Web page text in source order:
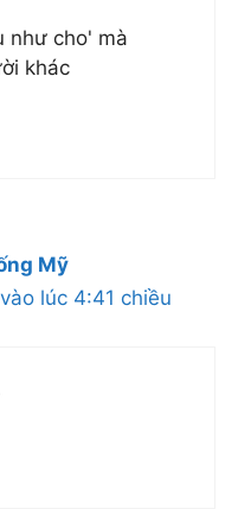
như cho' mà
khác
Mỹ
lúc 4:41 chiều